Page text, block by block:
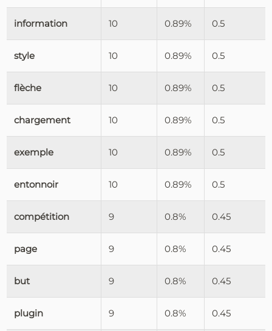
information 10 0.89% 0.5
style 10 0.89% 0.5
flèche 10 0.89% 0.5
chargement 10 0.89% 0.5
exemple 10 0.89% 0.5
entonnoir 10 0.89% 0.5
compétition 9 0.8% 0.45
page 9 0.8% 0.45
but 9 0.8% 0.45
plugin 9 0.8% 0.45